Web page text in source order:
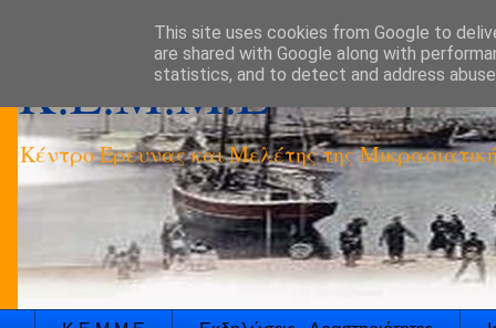
K.E.M.M.E
Κέντρο Έρευνας και Μελέτης της
This site uses cookies from Google to
are shared with Google along with
statistics, and to detect and address